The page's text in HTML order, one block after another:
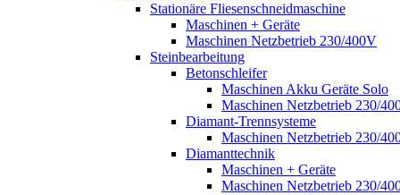
Stationäre Fliesenschneidmaschine
Maschinen + Geräte
Maschinen Netzbetrieb 230/400V
Steinbearbeitung
Betonschleifer
Maschinen Akku Geräte Solo
Maschinen Netzbetrieb 230/
Diamant-Trennsysteme
Maschinen Netzbetrieb 230/
Diamanttechnik
Maschinen + Geräte
Maschinen Netzbetrieb 230/